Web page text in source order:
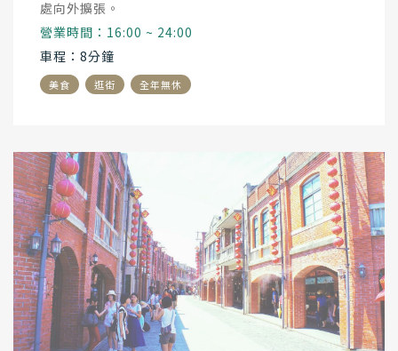
處向外擴張。
營業時間：16:00 ~ 24:00
車程：8分鐘
美食 逛街 全年無休